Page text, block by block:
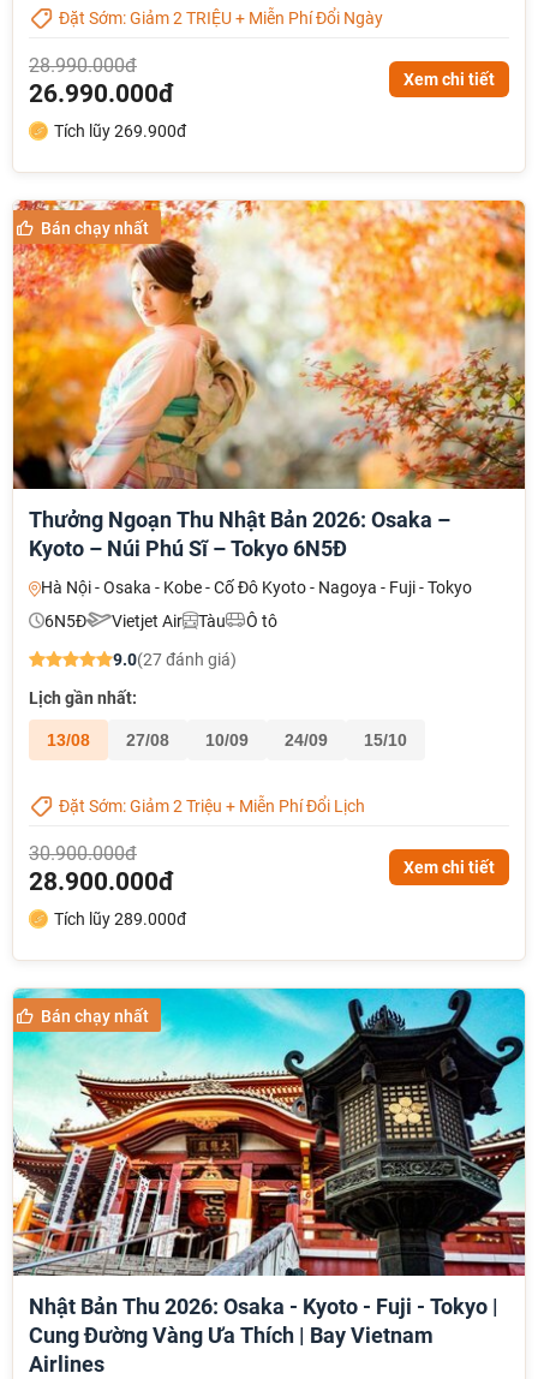
Đặt Sớm: Giảm 2 TRIỆU + Miễn Phí Đổi Ngày
28.990.000đ
26.990.000đ Xem chi tiết
Tích lũy 269.900đ
Bán chạy nhất
Thưởng Ngoạn Thu Nhật Bản 2026: Osaka –
Kyoto – Núi Phú Sĩ – Tokyo 6N5Đ
Hà Nội - Osaka - Kobe - Cố Đô Kyoto - Nagoya - Fuji - Tokyo
6N5Đ
Vietjet Air Tàu
Ô tô
9.0(27 đánh giá)
Lịch gần nhất:
13/08 27/08 10/09 24/09 15/10
Đặt Sớm: Giảm 2 Triệu + Miễn Phí Đổi Lịch
30.900.000đ
28.900.000đ Xem chi tiết
Tích lũy 289.000đ
Bán chạy nhất
Nhật Bản Thu 2026: Osaka - Kyoto - Fuji - Tokyo |
Cung Đường Vàng Ưa Thích | Bay Vietnam
Airlines